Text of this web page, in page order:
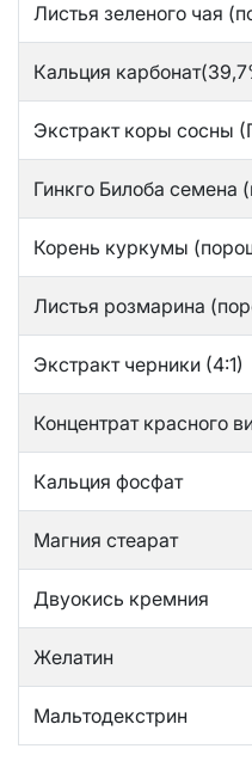
Листья зеленого чая
Кальция
Экстракт коры сосны
Гинкго Билоба семена
Корень куркумы
Листья розмарина
Экстракт черники (4:1)
Концентрат красного
Кальция фосфат
Магния стеарат
Двуокись кремния
Желатин
Мальтодекстрин